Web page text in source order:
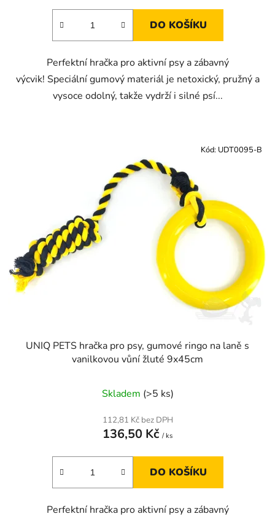
DO KOŠÍKU
Perfektní hračka pro aktivní psy a zábavný
výcvik! Speciální gumový materiál je netoxický, pružný a
vysoce odolný, takže vydrží i silné psí...
UNIQ PETS hračka pro psy, gumové ringo na laně s
vanilkovou vůní žluté 9x45cm
Skladem (>5 ks)
112,81 Kč bez DPH
136,50 Kč / ks
DO KOŠÍKU
Perfektní hračka pro aktivní psy a zábavný
Kód: UDT0095-B